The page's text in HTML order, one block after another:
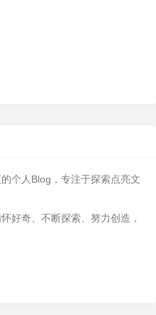
个人Blog，专注于探索点亮文
好奇、不断探索、努力创造，